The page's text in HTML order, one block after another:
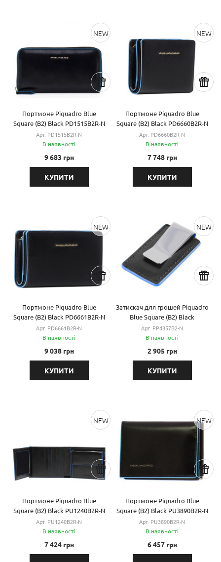
NEW
Портмоне Piquadro Blue
Square (B2) Black PD1515B2R-N
Арт. PD1515B2R-N
В наявності
9 683 грн
КУПИТИ
NEW
Портмоне Piquadro Blue
Square (B2) Black PD6660B2R-N
Арт. PD6660B2R-N
В наявності
7 748 грн
КУПИТИ
NEW
Портмоне Piquadro Blue
Square (B2) Black PD6661B2R-N
Арт. PD6661B2R-N
В наявності
9 038 грн
КУПИТИ
NEW
Затискач для грошей Piquadro
Blue Square (B2) Black
PP4857B2-N
Арт. PP4857B2-N
В наявності
2 905 грн
КУПИТИ
NEW
Портмоне Piquadro Blue
Square (B2) Black PU1240B2R-N
Арт. PU1240B2R-N
В наявності
7 424 грн
NEW
Портмоне Piquadro Blue
Square (B2) Black PU3890B2R-N
Арт. PU3890B2R-N
В наявності
6 457 грн